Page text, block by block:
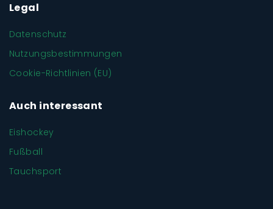
Legal
Datenschutz
Nutzungsbestimmungen
Cookie-Richtlinien (EU)
Auch interessant
Eishockey
Fußball
Tauchsport